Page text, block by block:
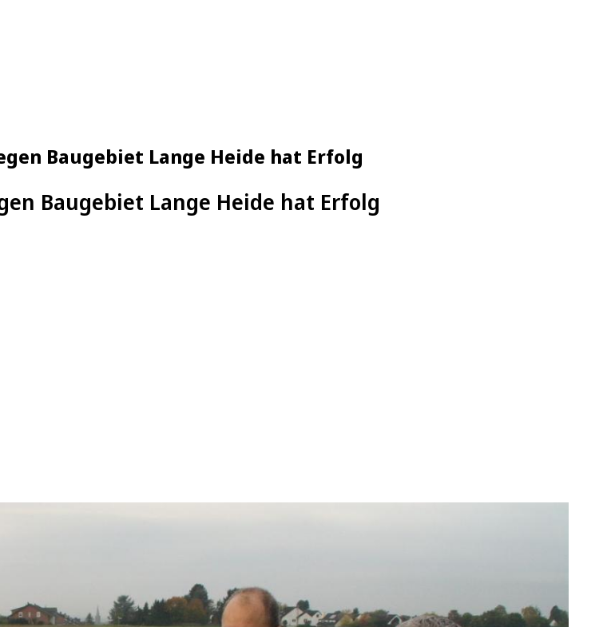
Baugebiet Lange Heide hat Erfolg
Baugebiet Lange Heide hat Erfolg